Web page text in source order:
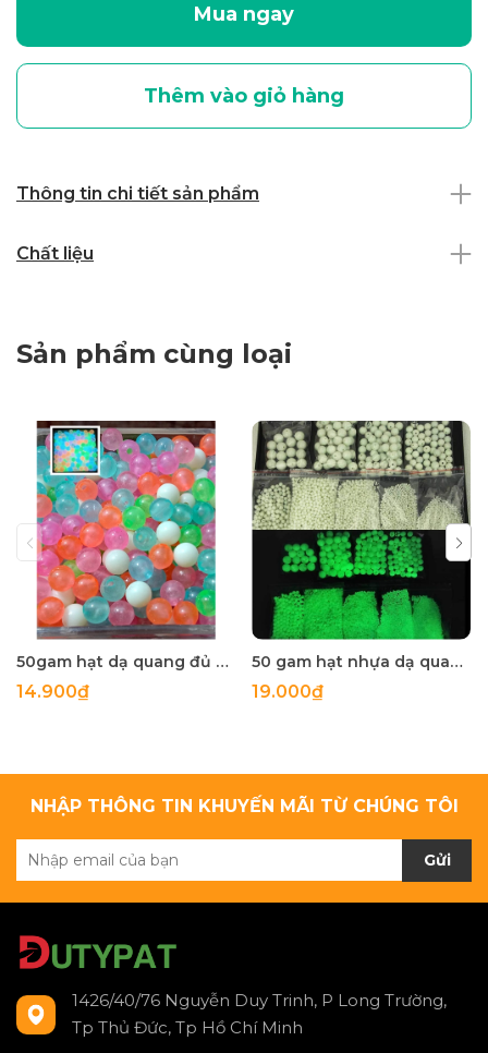
Mua ngay
Thêm vào giỏ hàng
Thông tin chi tiết sản phẩm
Chất liệu
Sản phẩm cùng loại
50gam hạt dạ quang đủ màu 6mm, 8mm, 10mm, 12mm, hạt nhựa tròn
14.900₫
50 gam hạt nhựa dạ quang tròn đủ size 4mm, 5mm, 6mm, 8mm, 10mm, 12mm, 14mm, 16mm ,18mm , 10mm, 22mm, 25mm
19.000₫
NHẬP THÔNG TIN KHUYẾN MÃI TỪ CHÚNG TÔI
Gửi
1426/40/76 Nguyễn Duy Trinh, P Long Trường,
Tp Thủ Đức, Tp Hồ Chí Minh